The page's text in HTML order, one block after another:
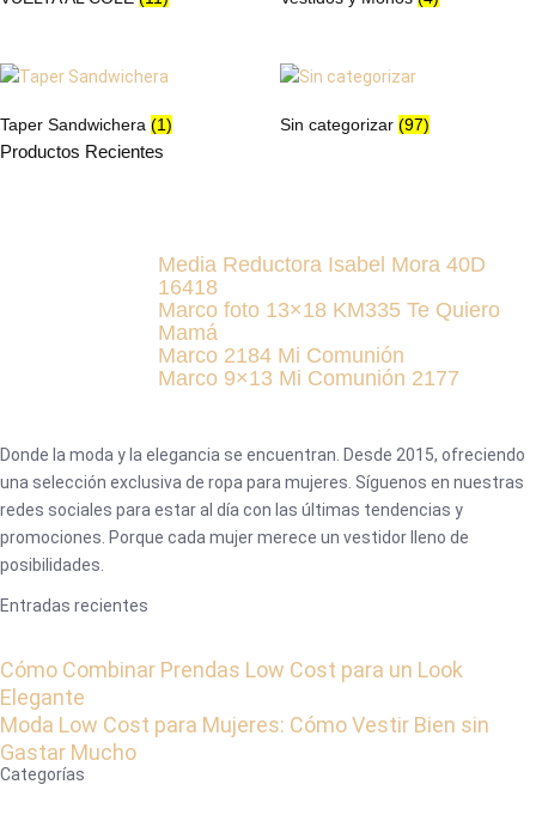
Taper Sandwichera (1) Sin categorizar (97)
Productos Recientes
Media Reductora Isabel Mora 40D
16418
Marco foto 13×18 KM335 Te Quiero
Mamá
Marco 2184 Mi Comunión
Marco 9×13 Mi Comunión 2177
Donde la moda y la elegancia se encuentran. Desde 2015, ofreciendo
una selección exclusiva de ropa para mujeres. Síguenos en nuestras
redes sociales para estar al día con las últimas tendencias y
promociones. Porque cada mujer merece un vestidor lleno de
posibilidades.
Entradas recientes
Cómo Combinar Prendas Low Cost para un Look
Elegante
Moda Low Cost para Mujeres: Cómo Vestir Bien sin
Gastar Mucho
Categorías